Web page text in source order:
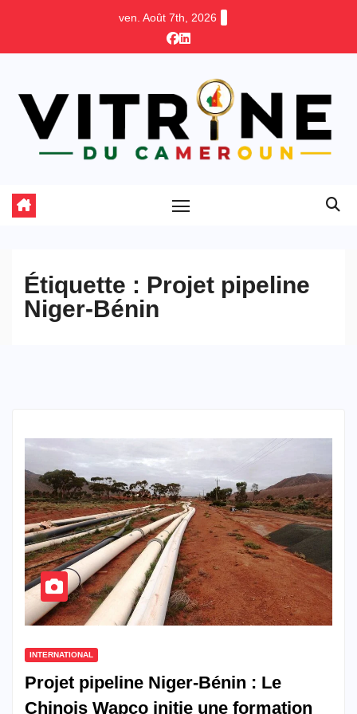
ven. Août 7th, 2026
Étiquette : Projet pipeline
Niger-Bénin
INTERNATIONAL
Projet pipeline Niger-Bénin : Le
Chinois Wapco initie une formation